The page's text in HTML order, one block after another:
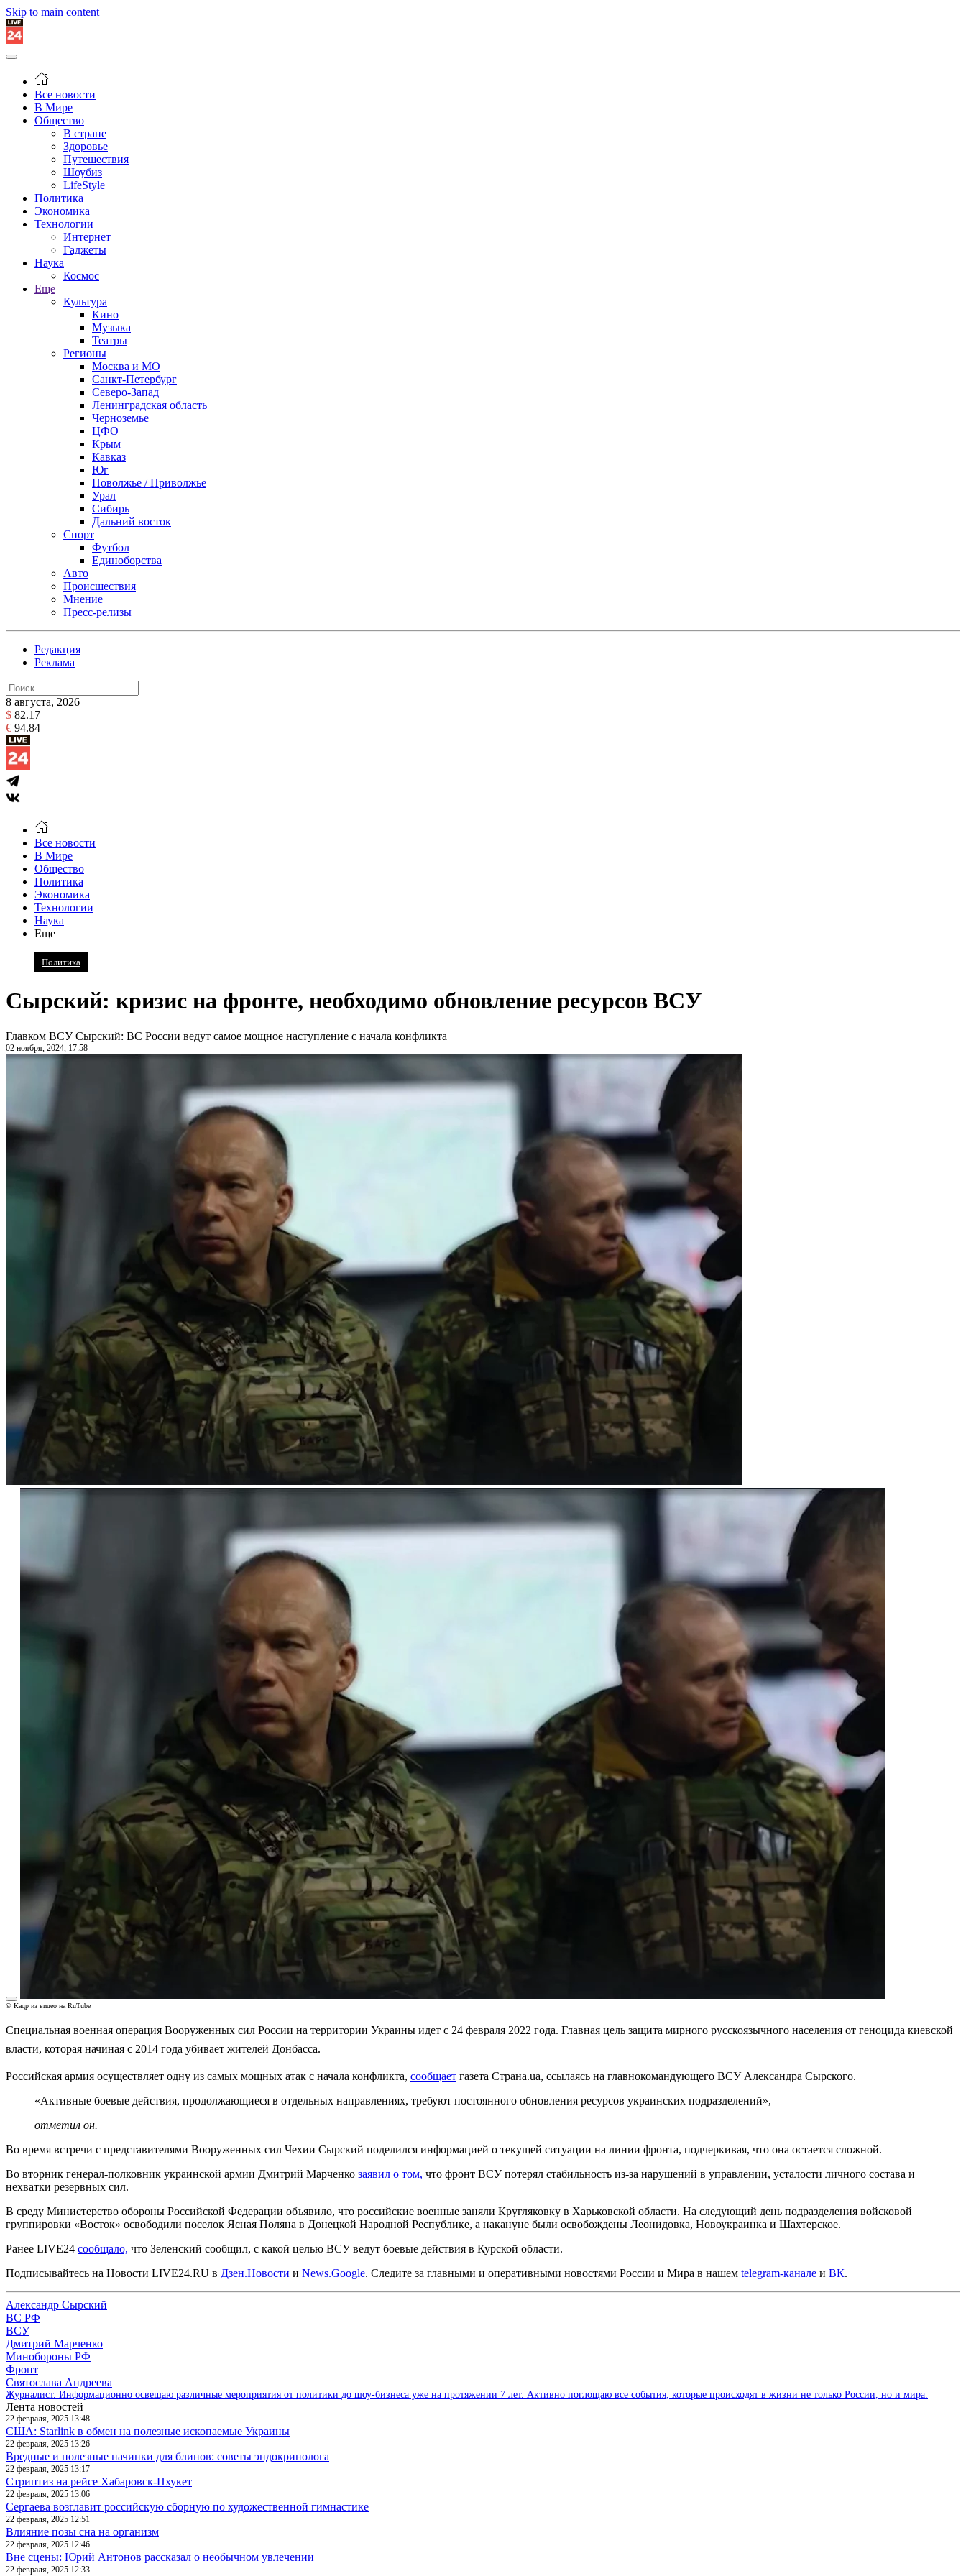
Skip to main content
Все новости
В Мире
Общество
В стране
Здоровье
Путешествия
Шоубиз
LifeStyle
Политика
Экономика
Технологии
Интернет
Гаджеты
Наука
Космос
Еще
Культура
Кино
Музыка
Театры
Регионы
Москва и МО
Санкт-Петербург
Северо-Запад
Ленинградская область
Черноземье
ЦФО
Крым
Кавказ
Юг
Поволжье / Приволжье
Урал
Сибирь
Дальний восток
Спорт
Футбол
Единоборства
Авто
Происшествия
Мнение
Пресс-релизы
Редакция
Реклама
8 августа, 2026
$ 82.17
€ 94.84
Все новости
В Мире
Общество
Политика
Экономика
Технологии
Наука
Еще
Политика
Сырский: кризис на фронте, необходимо обновление ресурсов ВСУ
Главком ВСУ Сырский: ВС России ведут самое мощное наступление с начала конфликта
02 ноября, 2024, 17:58
© Кадр из видео на RuTube
Специальная военная операция Вооруженных сил России на территории Украины идет с 24 февраля 2022 года. Главная цель защита мирного русскоязычного населения от геноцида киевской
власти, которая начиная с 2014 года убивает жителей Донбасса.
Российская армия осуществляет одну из самых мощных атак с начала конфликта, сообщает газета Страна.ua, ссылаясь на главнокомандующего ВСУ Александра Сырского.
«Активные боевые действия, продолжающиеся в отдельных направлениях, требуют постоянного обновления ресурсов украинских подразделений»,
отметил он.
Во время встречи с представителями Вооруженных сил Чехии Сырский поделился информацией о текущей ситуации на линии фронта, подчеркивая, что она остается сложной.
Во вторник генерал-полковник украинской армии Дмитрий Марченко заявил о том, что фронт ВСУ потерял стабильность из-за нарушений в управлении, усталости личного состава и
нехватки резервных сил.
В среду Министерство обороны Российской Федерации объявило, что российские военные заняли Кругляковку в Харьковской области. На следующий день подразделения войсковой
группировки «Восток» освободили поселок Ясная Поляна в Донецкой Народной Республике, а накануне были освобождены Леонидовка, Новоукраинка и Шахтерское.
Ранее LIVE24 сообщало, что Зеленский сообщил, с какой целью ВСУ ведут боевые действия в Курской области.
Подписывайтесь на Новости LIVE24.RU в Дзен.Новости и News.Google. Следите за главными и оперативными новостями России и Мира в нашем telegram-канале и ВК.
Александр Сырский
ВС РФ
ВСУ
Дмитрий Марченко
Минобороны РФ
Фронт
Святослава Андреева
Журналист. Информационно освещаю различные мероприятия от политики до шоу-бизнеса уже на протяжении 7 лет. Активно поглощаю все события, которые происходят в жизни не только России, но и мира.
Лента новостей
22 февраля, 2025 13:48
США: Starlink в обмен на полезные ископаемые Украины
22 февраля, 2025 13:26
Вредные и полезные начинки для блинов: советы эндокринолога
22 февраля, 2025 13:17
Стриптиз на рейсе Хабаровск-Пхукет
22 февраля, 2025 13:06
Сергаева возглавит российскую сборную по художественной гимнастике
22 февраля, 2025 12:51
Влияние позы сна на организм
22 февраля, 2025 12:46
Вне сцены: Юрий Антонов рассказал о необычном увлечении
22 февраля, 2025 12:33